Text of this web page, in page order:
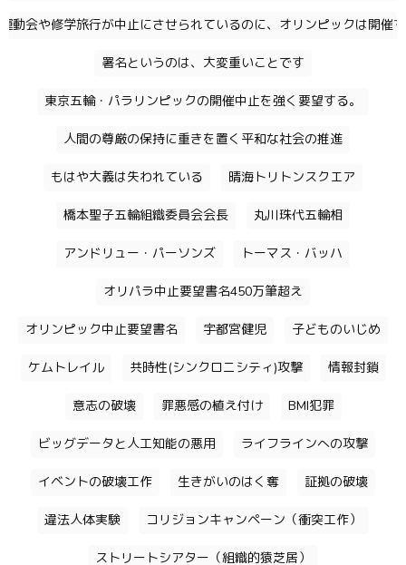
動会や修学旅行が中止にさせられているのに、オリンピックは開催
署名というのは、大変重いことです
東京五輪・パラリンピックの開催中止を強く要望する。
人間の尊厳の保持に重きを置く平和な社会の推進
もはや大義は失われている 晴海トリトンスクエア
橋本聖子五輪組織委員会会長 丸川珠代五輪相
アンドリュー・パーソンズ トーマス・バッハ
オリパラ中止要望書名450万筆超え
オリンピック中止要望書名 宇都宮健児 子どものいじめ
ケムトレイル 共時性(シンクロニシティ)攻撃 情報封鎖
意志の破壊 罪悪感の植え付け BMI犯罪
ビッグデータと人工知能の悪用 ライフラインへの攻撃
イベントの破壊工作 生きがいのはく奪 証拠の破壊
違法人体実験 コリジョンキャンペーン（衝突工作）
ストリートシアター（組織的猿芝居）